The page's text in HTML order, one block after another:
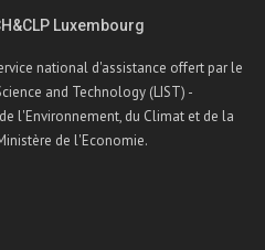
Luxembourg
national d'assistance offert par le
and Technology (LIST) -
l'Environnement, du Climat et de la
de l'Economie.